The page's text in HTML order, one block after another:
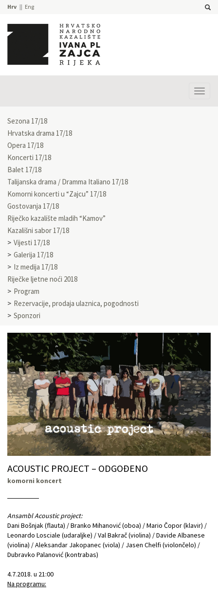
Hrv Eng
Sezona 17/18
Hrvatska drama 17/18
Opera 17/18
Koncerti 17/18
Balet 17/18
Talijanska drama / Dramma Italiano 17/18
Komorni koncerti u “Zajcu” 17/18
Gostovanja 17/18
Riječko kazalište mladih “Kamov”
Kazališni sabor 17/18
Vijesti 17/18
Galerija 17/18
Iz medija 17/18
Riječke ljetne noći 2018
Program
Rezervacije, prodaja ulaznica, pogodnosti
Sponzori
ACOUSTIC PROJECT – ODGOĐENO
komorni koncert
Ansambl Acoustic project:
Dani Bošnjak (flauta) / Branko Mihanović (oboa) / Mario Čopor (klavir) /
Leonardo Losciale (udaraljke) / Val Bakrač (violina) / Davide Albanese
(violina) / Aleksandar Jakopanec (viola) / Jasen Chelfi (violončelo) /
Dubravko Palanović (kontrabas)
4.7.2018. u 21:00
Na programu: